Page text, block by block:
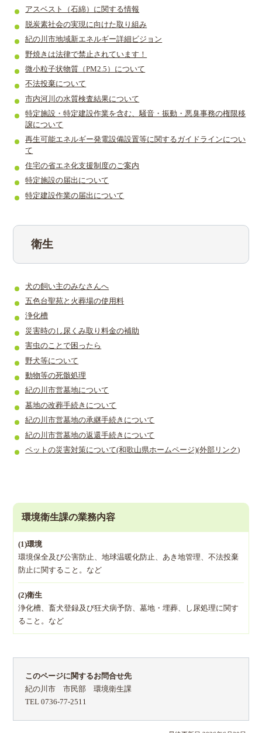
アスベスト（石綿）に関する情報
脱炭素社会の実現に向けた取り組み
紀の川市地域新エネルギー詳細ビジョン
野焼きは法律で禁止されています！
微小粒子状物質（PM2.5）について
不法投棄について
市内河川の水質検査結果について
特定施設・特定建設作業を含む、騒音・振動・悪臭事務の権限移
譲について
再生可能エネルギー発電設備設置等に関するガイドラインについ
て
住宅の省エネ化支援制度のご案内
特定施設の届出について
特定建設作業の届出について
衛生
犬の飼い主のみなさんへ
五色台聖苑と火葬場の使用料
浄化槽
災害時のし尿くみ取り料金の補助
害虫のことで困ったら
野犬等について
動物等の死骸処理
紀の川市営墓地について
墓地の改葬手続きについて
紀の川市営墓地の承継手続きについて
紀の川市営墓地の返還手続きについて
ペットの災害対策について(和歌山県ホームページ)(外部リンク)
環境衛生課の業務内容
(1)環境
環境保全及び公害防止、地球温暖化防止、あき地管理、不法投棄
防止に関すること。など
(2)衛生
浄化槽、畜犬登録及び狂犬病予防、墓地・埋葬、し尿処理に関す
ること。など
このページに関するお問合せ先
紀の川市 市民部 環境衛生課
TEL 0736-77-2511